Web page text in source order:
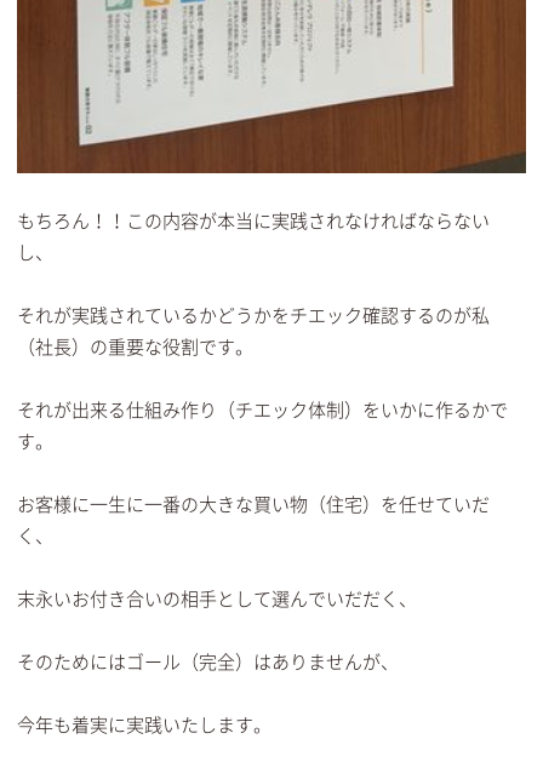
もちろん！！この内容が本当に実践されなければならない
し、
それが実践されているかどうかをチエック確認するのが私
（社長）の重要な役割です。
それが出来る仕組み作り（チエック体制）をいかに作るかで
す。
お客様に一生に一番の大きな買い物（住宅）を任せていだ
く、
末永いお付き合いの相手として選んでいだだく、
そのためにはゴール（完全）はありませんが、
今年も着実に実践いたします。